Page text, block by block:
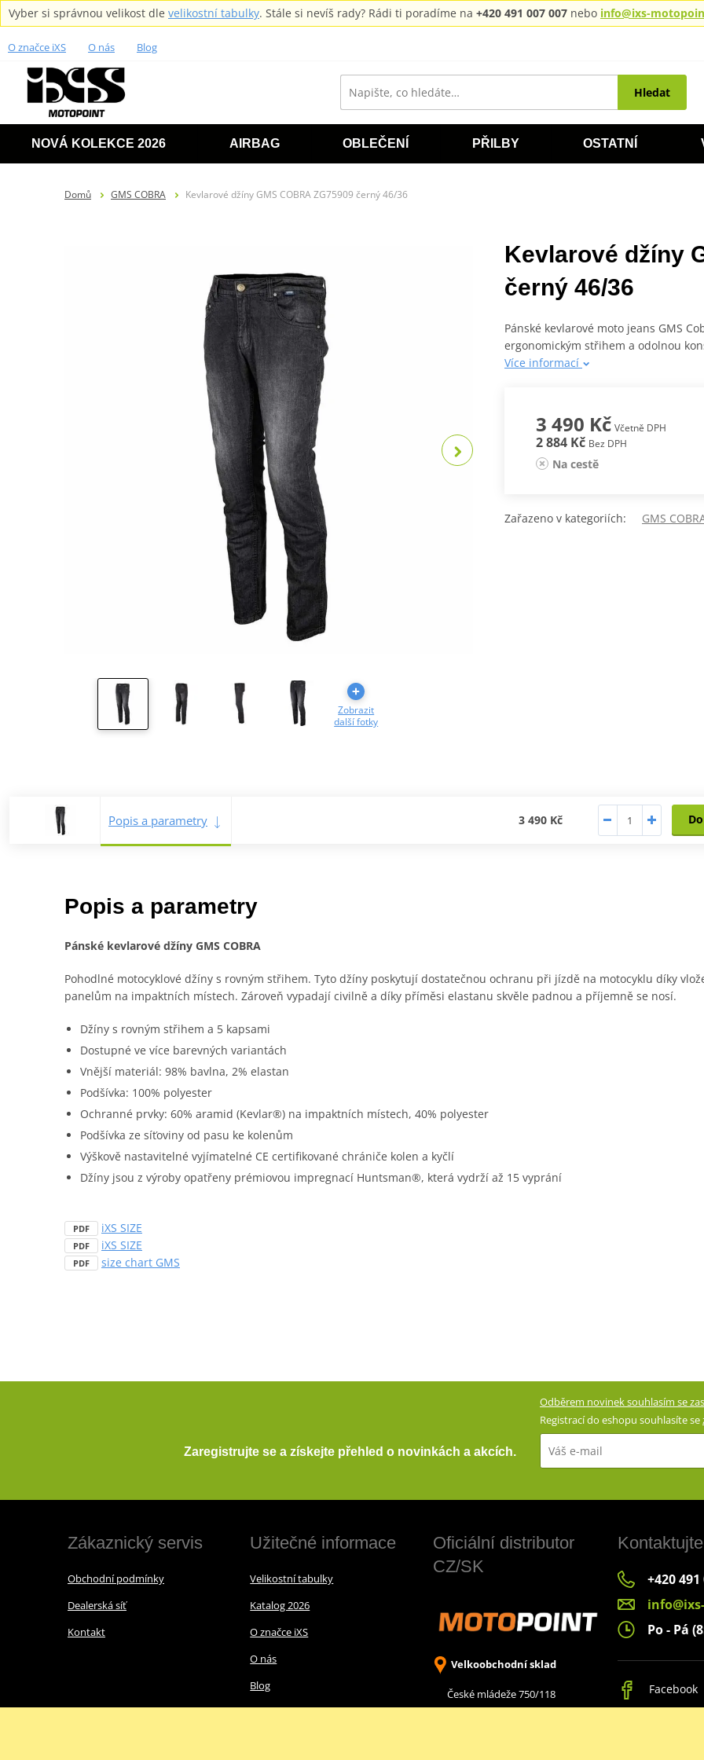
Vyber si správnou velikost dle velikostní tabulky. Stále si nevíš rady? Rádi ti poradíme na +420 491 007 007 nebo info@ixs-
O značce iXS O nás Blog
Hledat
NOVÁ KOLEKCE 2026 AIRBAG OBLEČENÍ PŘILBY OSTATNÍ
Domů GMS COBRA Kevlarové džíny GMS COBRA ZG75909 černý 46/36
Zobrazit
další fotky
Kevlarové džíny
černý 46/36
Pánské kevlarové moto jeans GMS
ergonomickým střihem a odolnou
Více informací
3 490 Kč Včetně DPH
2 884 Kč Bez DPH
Na cestě
Zařazeno v kategoriích: GMS
Popis a parametry 3 490 Kč
Popis a parametry
Pánské kevlarové džíny GMS COBRA
Pohodlné motocyklové džíny s rovným střihem. Tyto džíny poskytují dostatečnou ochranu při jízdě na motocyklu díky
panelům na impaktních místech. Zároveň vypadají civilně a díky příměsi elastanu skvěle padnou a příjemně se nosí.
Džíny s rovným střihem a 5 kapsami
Dostupné ve více barevných variantách
Vnější materiál: 98% bavlna, 2% elastan
Podšívka: 100% polyester
Ochranné prvky: 60% aramid (Kevlar®) na impaktních místech, 40% polyester
Podšívka ze síťoviny od pasu ke kolenům
Výškově nastavitelné vyjímatelné CE certifikované chrániče kolen a kyčlí
Džíny jsou z výroby opatřeny prémiovou impregnací Huntsman®, která vydrží až 15 vyprání
PDF iXS SIZE
PDF iXS SIZE
PDF size chart GMS
Zaregistrujte se a získejte přehled o novinkách a akcích.
Odběrem novinek souhlasím se
Registrací do eshopu souhlasíte se
Zákaznický servis
Obchodní podmínky
Dealerská síť
Kontakt
Užitečné informace
Velikostní tabulky
Katalog 2026
O značce iXS
O nás
Blog
Oficiální distributor
CZ/SK
Velkoobchodní sklad
České mládeže 750/118
+420 491
Po - Pá
Facebook